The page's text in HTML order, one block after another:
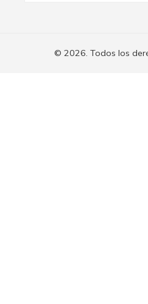
© 2026. Todos los